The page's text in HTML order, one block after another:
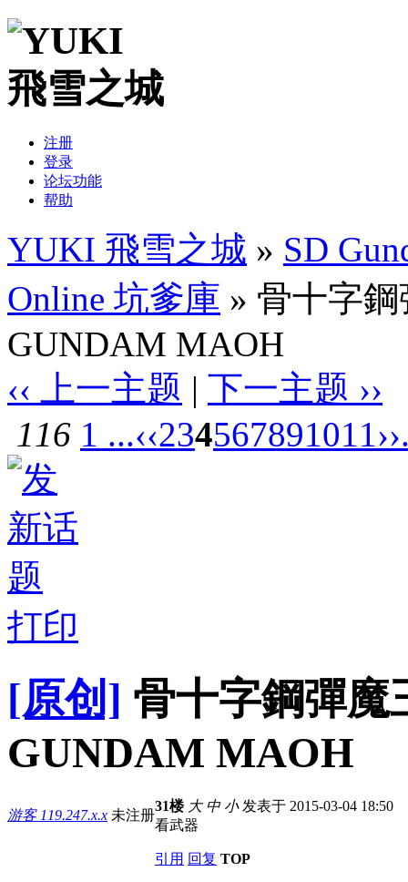
注册
登录
论坛功能
帮助
YUKI 飛雪之城 » SD
Online 坑爹庫 » 骨十字鋼
GUNDAM MAOH
‹‹ 上一主题 | 下一主题 ››
116 1 ...‹‹234567891011››
打印
[原创] 骨十字鋼彈魔
GUNDAM MAOH
游客 119.247.x.x 未注册
31楼 大 中 小发表于 2015-03-04 18:50
看武器
引用 回复 TOP